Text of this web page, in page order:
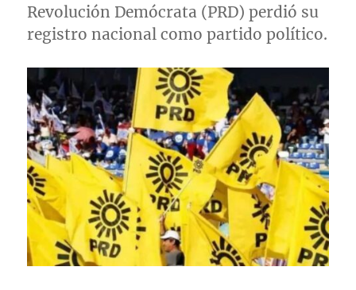
Revolución Demócrata (PRD) perdió su
registro nacional como partido político.